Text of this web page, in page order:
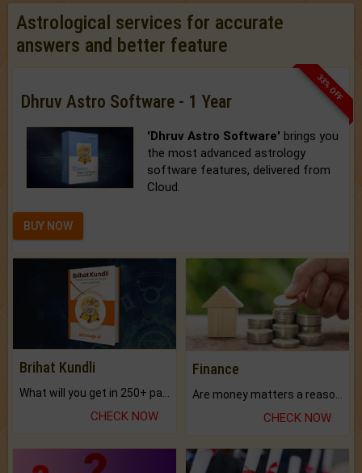
Astrological services for accurate
answers and better feature
33% OFF
Dhruv Astro Software - 1 Year
'Dhruv Astro Software' brings you
the most advanced astrology
software features, delivered from
Cloud.
BUY NOW
Brihat Kundli
CHECK NOW
Finance
CHECK NOW